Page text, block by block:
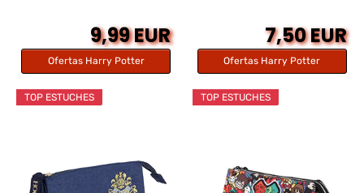
9,99 EUR
Ofertas Harry Potter
7,50 EUR
Ofertas Harry Potter
TOP ESTUCHES TOP ESTUCHES